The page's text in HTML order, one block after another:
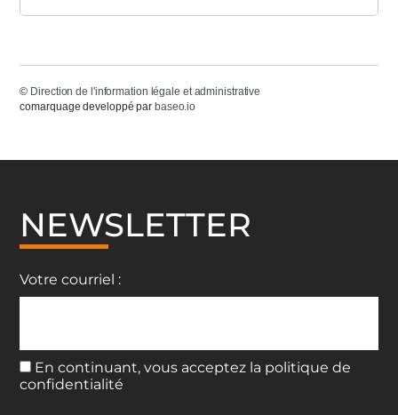
© Direction de l'information légale et administrative
comarquage developpé par baseo.io
NEWSLETTER
Votre courriel :
En continuant, vous acceptez la politique de
confidentialité